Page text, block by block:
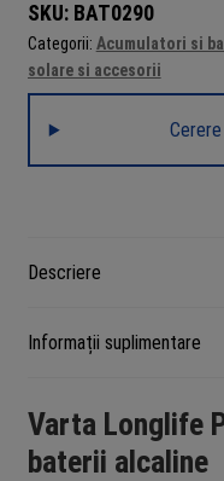
LR6,
baterii
alcaline,
pachet
24
SKU: BAT0290
Categorii: Acumulatori si
solare si accesorii
Descriere
Informații suplimentare
Varta Longlife
baterii alcaline